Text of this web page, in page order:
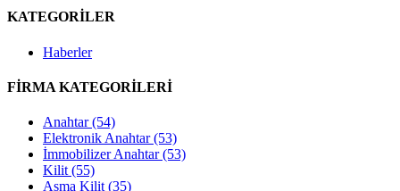
KATEGORİLER
Haberler
FİRMA KATEGORİLERİ
Anahtar(54)
Elektronik Anahtar(53)
İmmobilizer Anahtar(53)
Kilit (55)
Asma Kilit (35)